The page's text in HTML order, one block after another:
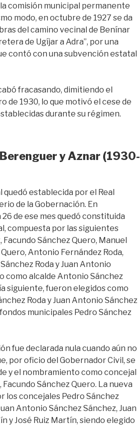
comisión municipal permanente
modo, en octubre de 1927 se da
del camino vecinal de Benínar
de Ugíjar a Adra”, por una
contó con una subvención estatal
fracasando, dimitiendo el
de 1930, lo que motivó el cese de
durante su régimen.
y Aznar (1930-
establecida por el Real
de la Gobernación. En
de ese mes quedó constituida
compuesta por las siguientes
Sánchez Quero, Manuel
Antonio Fernández Roda,
Roda y Juan Antonio
como alcalde Antonio Sánchez
siguiente, fueron elegidos como
Roda y Juan Antonio Sánchez
municipales Pedro Sánchez
fue declarada nula cuando aún no
por oficio del Gobernador Civil, se
y el nombramiento como concejal
Sánchez Quero. La nueva
los concejales Pedro Sánchez
Antonio Sánchez Sánchez, Juan
y José Ruiz Martín, siendo elegido